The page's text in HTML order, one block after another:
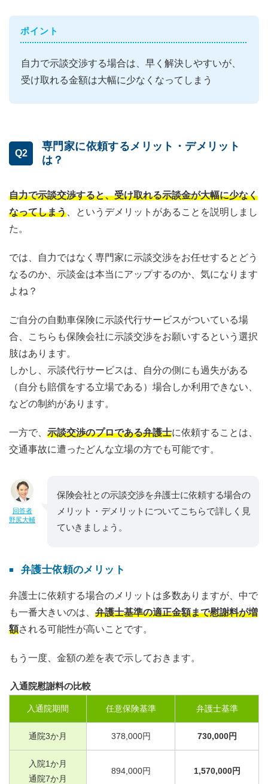
ポイント
自力で示談交渉する場合は、早く解決しやすいが、
受け取れる金額は大幅に少なくなってしまう
Q2
専門家に依頼するメリット・デメリット
は？
自力で示談交渉すると、受け取れる示談金が大幅に少なく
なってしまう 、というデメリットがあることを説明しまし
た。
では、自力ではなく専門家に示談交渉をお任せするとどう
なるのか、示談金は本当にアップするのか、気になります
よね？
ご自分の自動車保険に示談代行サービスがついている場
合、こちらも保険会社に示談交渉をお願いするという選択
肢はあります。
しかし、示談代行サービスは、自分の側にも過失がある
（自分も賠償をする立場である）場合しか利用できない、
などの制約があります。
一方で、 示談交渉のプロである弁護士に依頼することは、
交通事故に遭ったどんな立場の方でも可能です。
回答者
野尻大輔
保険会社との示談交渉を弁護士に依頼する場合の
メリット・デメリットについてこちらで詳しく見
ていきましょう。
弁護士依頼のメリット
弁護士に依頼する場合のメリットは多数ありますが、中で
も一番大きいのは、 弁護士基準の適正金額まで慰謝料が増
額される可能性が高いことです。
もう一度、金額の差を表で示しておきます。
入通院慰謝料の比較
入通院期間 任意保険基準 弁護士基準
通院3か月 378,000円 730,000円
入院1か月
通院7か月
894,000円 1,570,000円